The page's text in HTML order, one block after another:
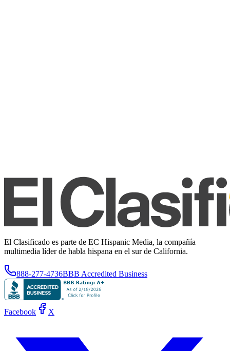
El Clasificado es parte de EC Hispanic Media, la compañía
multimedia líder de habla hispana en el sur de California.
888-277-4736BBB Accredited Business
Facebook X